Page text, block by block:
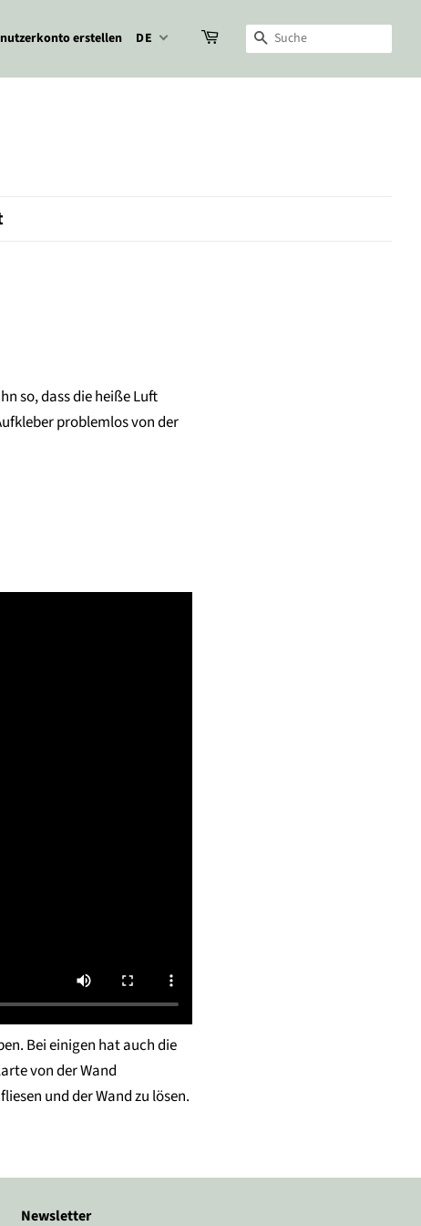
erstellen DE Suche
so, dass die heiße Luft
problemlos von der
Bei einigen hat auch die
von der Wand
und der Wand zu lösen.
Newsletter